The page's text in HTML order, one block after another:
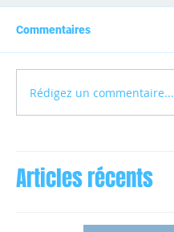
Commentaires
Rédigez un commentaire...
Articles récents